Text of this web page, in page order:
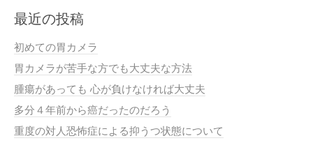
最近の投稿
初めての胃カメラ
胃カメラが苦手な方でも大丈夫な方法
腫瘍があっても 心が負けなければ大丈夫
多分４年前から癌だったのだろう
重度の対人恐怖症による抑うつ状態について